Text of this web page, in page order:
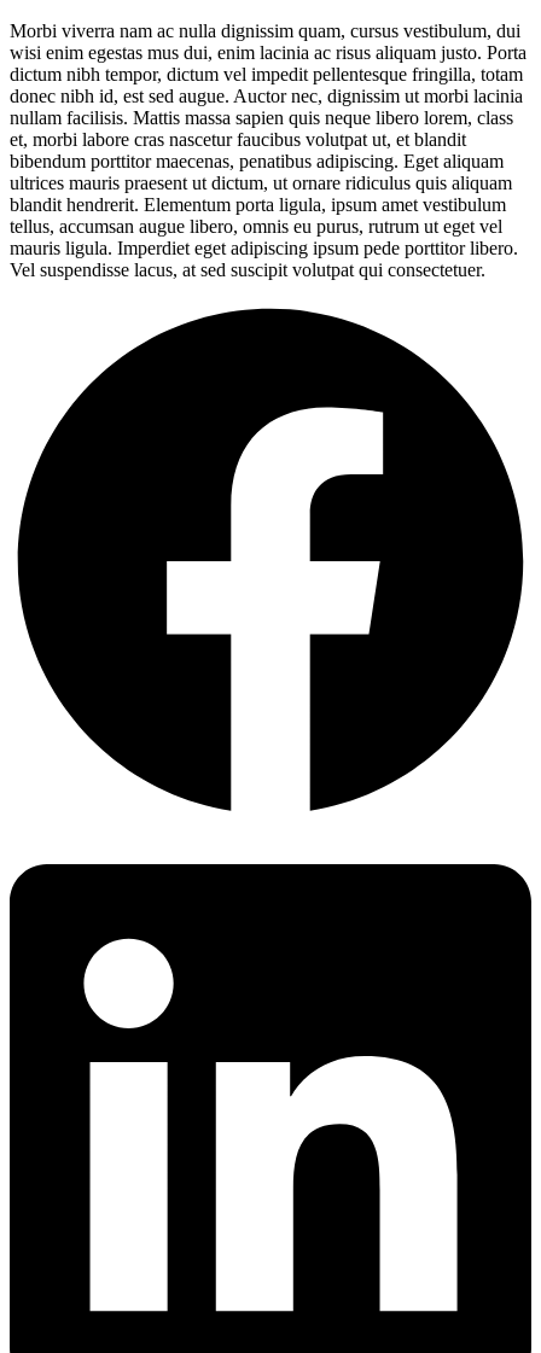
Morbi viverra nam ac nulla dignissim quam, cursus vestibulum, dui
wisi enim egestas mus dui, enim lacinia ac risus aliquam justo. Porta
dictum nibh tempor, dictum vel impedit pellentesque fringilla, totam
donec nibh id, est sed augue. Auctor nec, dignissim ut morbi lacinia
nullam facilisis. Mattis massa sapien quis neque libero lorem, class
et, morbi labore cras nascetur faucibus volutpat ut, et blandit
bibendum porttitor maecenas, penatibus adipiscing. Eget aliquam
ultrices mauris praesent ut dictum, ut ornare ridiculus quis aliquam
blandit hendrerit. Elementum porta ligula, ipsum amet vestibulum
tellus, accumsan augue libero, omnis eu purus, rutrum ut eget vel
mauris ligula. Imperdiet eget adipiscing ipsum pede porttitor libero.
Vel suspendisse lacus, at sed suscipit volutpat qui consectetuer.